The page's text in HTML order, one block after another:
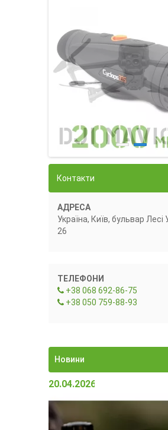
Контакти
АДРЕСА
Україна, Київ, бульвар Лесі
26
ТЕЛЕФОНИ
+38 068 692-86-75
+38 050 759-88-93
Новини
20.04.2026 15:23